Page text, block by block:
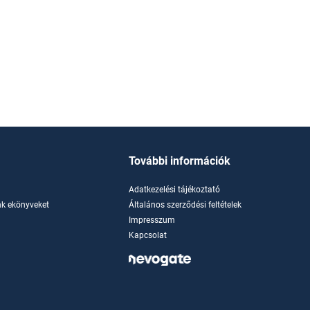
ekönyveket
További információk
Adatkezelési tájékoztató
Általános szerződési feltételek
Impresszum
Kapcsolat